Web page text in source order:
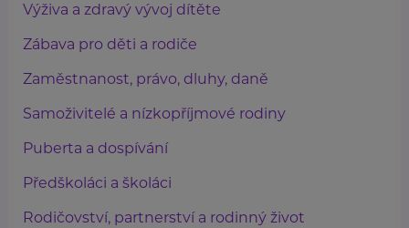
Výživa a zdravý vývoj dítěte
Zábava pro děti a rodiče
Zaměstnanost, právo, dluhy, daně
Samoživitelé a nízkopříjmové rodiny
Puberta a dospívání
Předškoláci a školáci
Rodičovství, partnerství a rodinný život